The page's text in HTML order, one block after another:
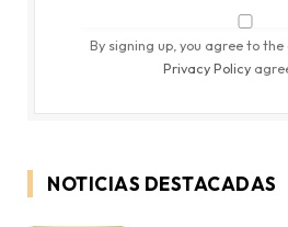
By signing up, you agree to
Privacy Policy
NOTICIAS DESTACADAS